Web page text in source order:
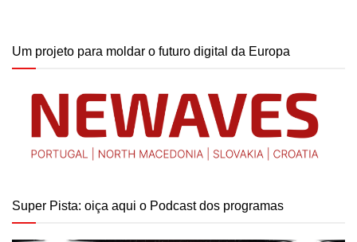
Um projeto para moldar o futuro digital da Europa
Super Pista: oiça aqui o Podcast dos programas